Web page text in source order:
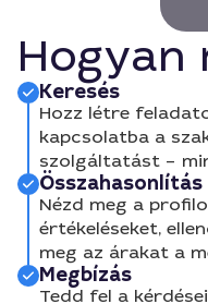
Hogyan
Keresés
Hozz létre
kapcsolatba a
szolgáltatást –
Összahasonlítás
Nézd meg a
értékeléseket,
meg az árakat a
Megbízás
Tedd fel a